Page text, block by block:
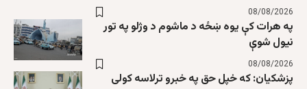
08/08/2026
په هرات کې یوه ښځه د ماشوم د وژلو په تور
نیول شوې
08/08/2026
پزشکیان: که خپل حق په خبرو ترلاسه کولی